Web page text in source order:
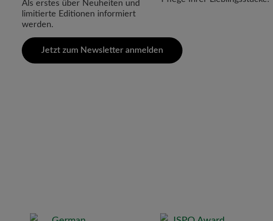
Als erstes über Neuheiten und
limitierte Editionen informiert
werden.
Jetzt zum Newsletter anmelden